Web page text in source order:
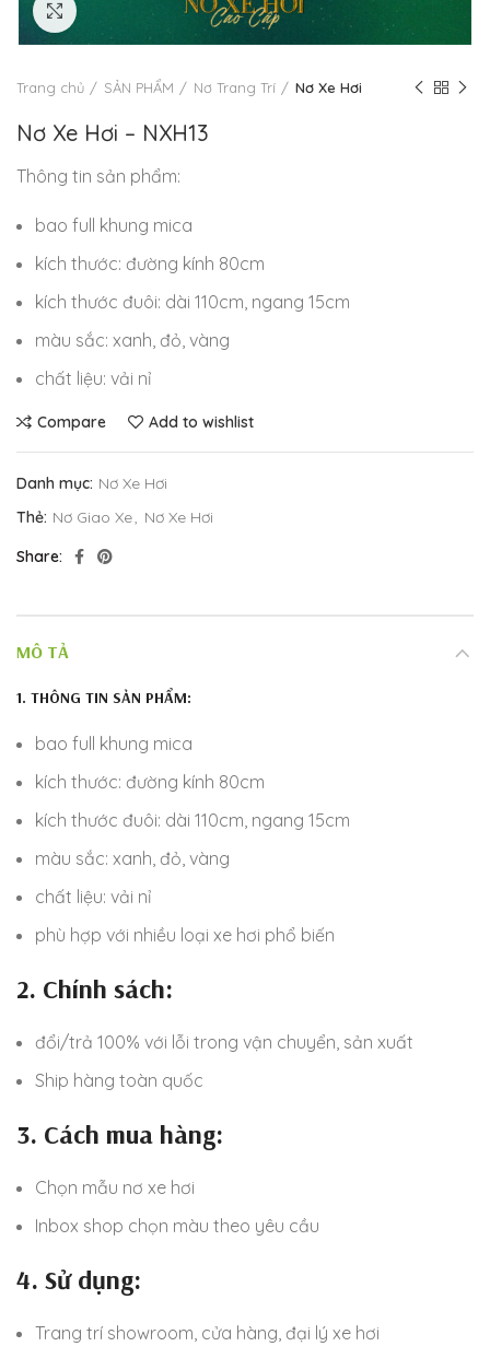
Click to enlarge
Trang chủ SẢN PHẨM Nơ Trang Trí Nơ Xe Hơi
Nơ Xe Hơi – NXH13
Thông tin sản phẩm:
bao full khung mica
kích thước: đường kính 80cm
kích thước đuôi: dài 110cm, ngang 15cm
màu sắc: xanh, đỏ, vàng
chất liệu: vải nỉ
Compare Add to wishlist
Danh mục: Nơ Xe Hơi
Thẻ: Nơ Giao Xe, Nơ Xe Hơi
Share
MÔ TẢ
1. THÔNG TIN SẢN PHẨM:
bao full khung mica
kích thước: đường kính 80cm
kích thước đuôi: dài 110cm, ngang 15cm
màu sắc: xanh, đỏ, vàng
chất liệu: vải nỉ
phù hợp với nhiều loại xe hơi phổ biến
2. Chính sách:
đổi/trả 100% với lỗi trong vận chuyển, sản xuất
Ship hàng toàn quốc
3. Cách mua hàng:
Chọn mẫu nơ xe hơi
Inbox shop chọn màu theo yêu cầu
4. Sử dụng:
Trang trí showroom, cửa hàng, đại lý xe hơi